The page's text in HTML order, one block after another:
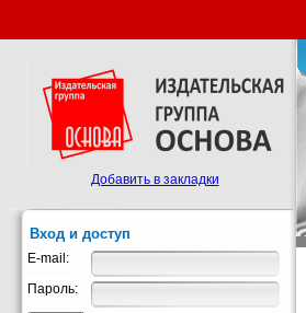
Добавить в закладки
Вход и доступ
E-mail:
Пароль: